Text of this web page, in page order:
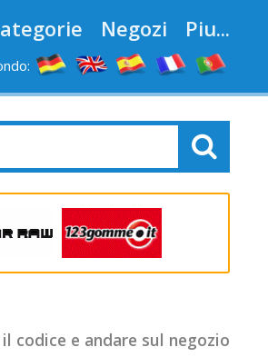
Negozi Piu...
codice e andare sul negozio